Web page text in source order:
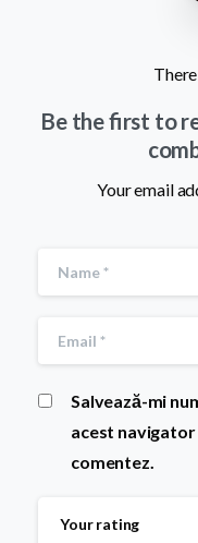
Be the first to
Your email
Salvează-mi
acest
comentez.
Your rating